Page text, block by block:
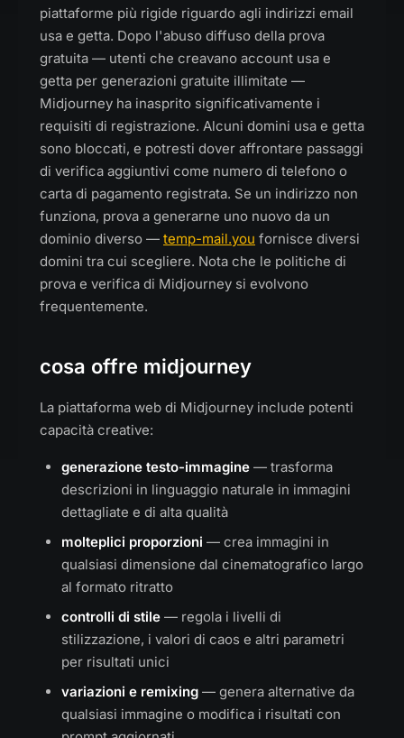
piattaforme più rigide riguardo agli indirizzi email
usa e getta. Dopo l'abuso diffuso della prova
gratuita — utenti che creavano account usa e
getta per generazioni gratuite illimitate —
Midjourney ha inasprito significativamente i
requisiti di registrazione. Alcuni domini usa e getta
sono bloccati, e potresti dover affrontare passaggi
di verifica aggiuntivi come numero di telefono o
carta di pagamento registrata. Se un indirizzo non
funziona, prova a generarne uno nuovo da un
dominio diverso — temp-mail.you fornisce diversi
domini tra cui scegliere. Nota che le politiche di
prova e verifica di Midjourney si evolvono
frequentemente.
cosa offre midjourney
La piattaforma web di Midjourney include potenti
capacità creative:
generazione testo-immagine — trasforma
descrizioni in linguaggio naturale in immagini
dettagliate e di alta qualità
molteplici proporzioni — crea immagini in
qualsiasi dimensione dal cinematografico largo
al formato ritratto
controlli di stile — regola i livelli di
stilizzazione, i valori di caos e altri parametri
per risultati unici
variazioni e remixing — genera alternative da
qualsiasi immagine o modifica i risultati con